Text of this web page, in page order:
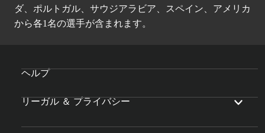
ダ、ポルトガル、サウジアラビア、スペイン、アメリカ
から各1名の選手が含まれます。
ヘルプ
リーガル ＆ プライバシー